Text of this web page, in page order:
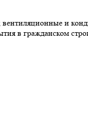
и
в гражданском